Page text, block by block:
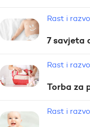
Rast i
7 savjeta
Rast i
Torba za
Rast i